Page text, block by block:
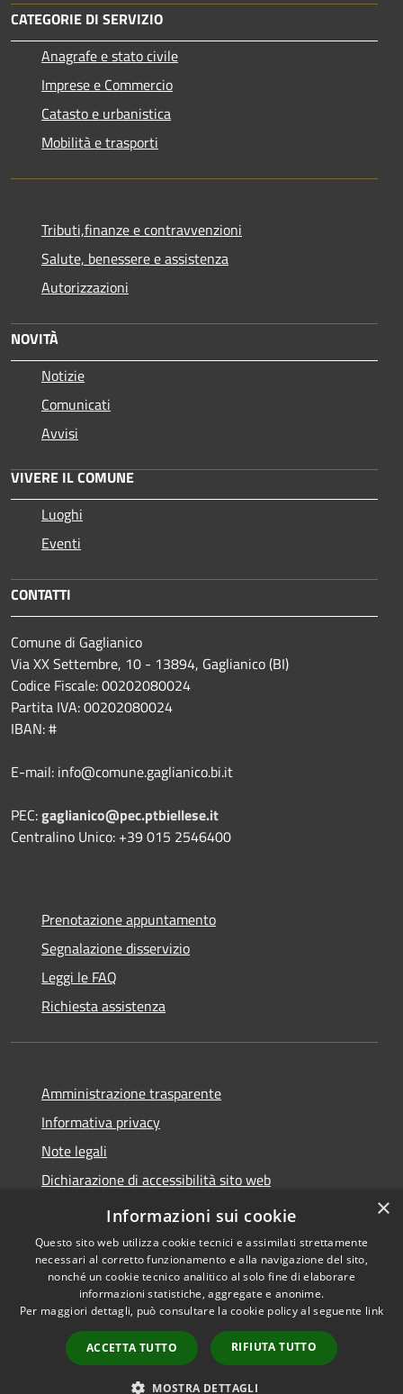
CATEGORIE DI SERVIZIO
Anagrafe e stato civile
Imprese e Commercio
Catasto e urbanistica
Mobilità e trasporti
Tributi,finanze e contravvenzioni
Salute, benessere e assistenza
Autorizzazioni
NOVITÀ
Notizie
Comunicati
Avvisi
VIVERE IL COMUNE
Luoghi
Eventi
CONTATTI
Comune di Gaglianico
Via XX Settembre, 10 - 13894, Gaglianico (BI)
Codice Fiscale: 00202080024
Partita IVA: 00202080024
IBAN: #
E-mail: info@comune.gaglianico.bi.it
PEC:gaglianico@pec.ptbiellese.it
Centralino Unico: +39 015 2546400
Prenotazione appuntamento
Segnalazione disservizio
Leggi le FAQ
Richiesta assistenza
Amministrazione trasparente
Informativa privacy
Note legali
Dichiarazione di accessibilità sito web
WhistleblowingPA
Accessibilità
Copyright © 2026 • Comune di
Gaglianico • Powered by
Municipium•
Accesso
redazione
×
Informazioni sui cookie
Questo sito web utilizza cookie tecnici e assimilati strettamente
necessari al corretto funzionamento e alla navigazione del sito,
nonché un cookie tecnico analitico al solo fine di elaborare
informazioni statistiche, aggregate e anonime.
Per maggiori dettagli, può consultare la cookie policy al seguente link
ACCETTA TUTTO RIFIUTA TUTTO
MOSTRA DETTAGLI